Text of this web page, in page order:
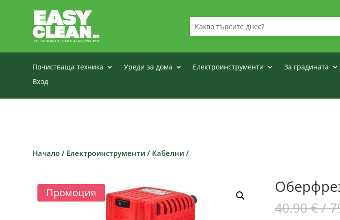
Почистваща техника Уреди за дома Електроинструменти За градината
Вход
Начало / Електроинструменти / Кабелни /
Промоция
40.90€/